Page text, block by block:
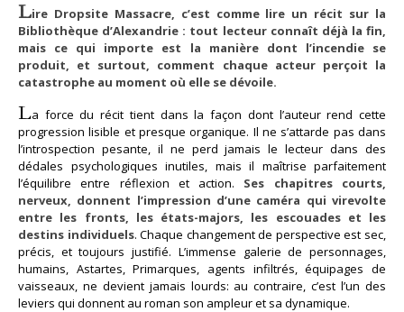
Lire Dropsite Massacre, c’est comme lire un récit sur la
Bibliothèque d’Alexandrie : tout lecteur connaît déjà la fin,
mais ce qui importe est la manière dont l’incendie se
produit, et surtout, comment chaque acteur perçoit la
catastrophe au moment où elle se dévoile.
La force du récit tient dans la façon dont l’auteur rend cette
progression lisible et presque organique. Il ne s’attarde pas dans
l’introspection pesante, il ne perd jamais le lecteur dans des
dédales psychologiques inutiles, mais il maîtrise parfaitement
l’équilibre entre réflexion et action. Ses chapitres courts,
nerveux, donnent l’impression d’une caméra qui virevolte
entre les fronts, les états-majors, les escouades et les
destins individuels. Chaque changement de perspective est sec,
précis, et toujours justifié. L’immense galerie de personnages,
humains, Astartes, Primarques, agents infiltrés, équipages de
vaisseaux, ne devient jamais lourds: au contraire, c’est l’un des
leviers qui donnent au roman son ampleur et sa dynamique.